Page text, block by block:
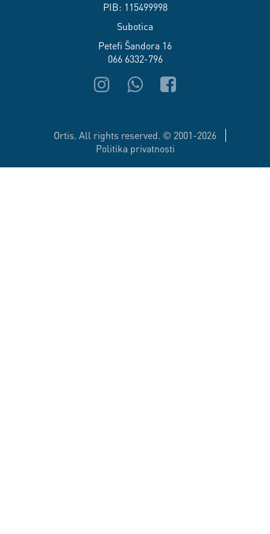
PIB: 115499998
Subotica
Petefi Šandora 16
066 6332-796
Ortis. All rights reserved. © 2001-2026
Politika privatnosti